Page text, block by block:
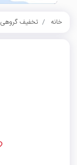
خانه تخفیف گروهی